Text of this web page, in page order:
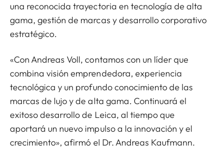
una reconocida trayectoria en tecnología de alta
gama, gestión de marcas y desarrollo corporativo
estratégico.
«Con Andreas Voll, contamos con un líder que
combina visión emprendedora, experiencia
tecnológica y un profundo conocimiento de las
marcas de lujo y de alta gama. Continuará el
exitoso desarrollo de Leica, al tiempo que
aportará un nuevo impulso a la innovación y el
crecimiento», afirmó el Dr. Andreas Kaufmann.